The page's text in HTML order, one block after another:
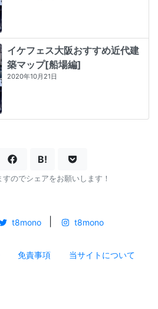
イケフェス大阪おすすめ近代建
築マップ[船場編]
2020年10月21日
B!
のでシェアをお願いします！
t8mono t8mono
免責事項 当サイトについて